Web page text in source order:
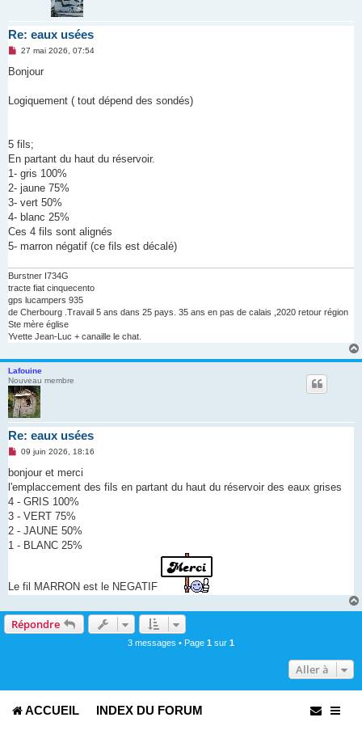
Re: eaux usées
M
s
g
e
l
u
27 mai 2026, 07:54
Bonjour
Logiquement ( tout dépend des sondés)
5 fils;
En partant du haut du réservoir.
1- gris 100%
2- jaune 75%
3- vert 50%
4- blanc 25%
Ces 4 fils sont alignés
5- marron négatif (ce fils est décalé)
Burstner I734G
tracte fiat cinquecento
gps lucampers 935
de Cherbourg .Travail 5 ans dans 25 pays. 35 ans en pas de calais ,2020 retour région
Ste mère église
Yvette Jean-Luc + canaille le chat.
Lafouine
Nouveau membre
Re: eaux usées
M
s
a
n
l
09 juin 2026, 18:16
bonjour et merci
l'emplaccement des fils en partant du haut du réservoir des eaux grises
4 - GRIS 100%
3 - VERT 75%
2 - JAUNE 50%
1 - BLANC 25%
Le fil MARRON est le NEGATIF
Répondre
3 messages • Page 1 sur 1
Aller à
ACCUEIL INDEX DU FORUM